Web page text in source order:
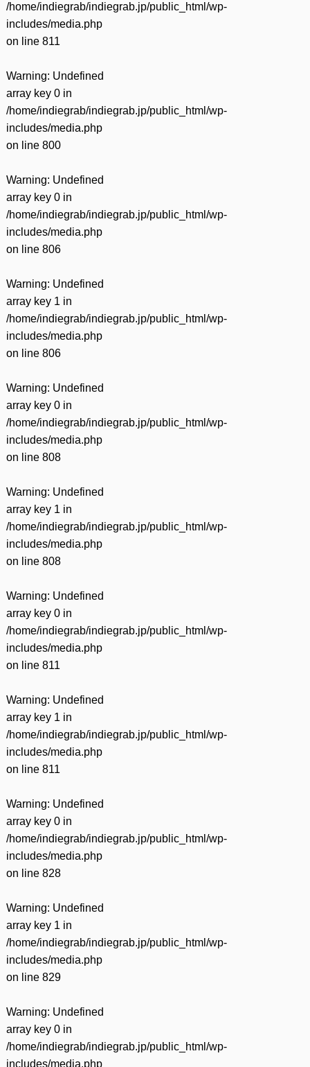
/home/indiegrab/indiegrab.jp/public_html/wp-
includes/media.php
on line 811
Warning: Undefined
array key 0 in
/home/indiegrab/indiegrab.jp/public_html/wp-
includes/media.php
on line 800
Warning: Undefined
array key 0 in
/home/indiegrab/indiegrab.jp/public_html/wp-
includes/media.php
on line 806
Warning: Undefined
array key 1 in
/home/indiegrab/indiegrab.jp/public_html/wp-
includes/media.php
on line 806
Warning: Undefined
array key 0 in
/home/indiegrab/indiegrab.jp/public_html/wp-
includes/media.php
on line 808
Warning: Undefined
array key 1 in
/home/indiegrab/indiegrab.jp/public_html/wp-
includes/media.php
on line 808
Warning: Undefined
array key 0 in
/home/indiegrab/indiegrab.jp/public_html/wp-
includes/media.php
on line 811
Warning: Undefined
array key 1 in
/home/indiegrab/indiegrab.jp/public_html/wp-
includes/media.php
on line 811
Warning: Undefined
array key 0 in
/home/indiegrab/indiegrab.jp/public_html/wp-
includes/media.php
on line 828
Warning: Undefined
array key 1 in
/home/indiegrab/indiegrab.jp/public_html/wp-
includes/media.php
on line 829
Warning: Undefined
array key 0 in
/home/indiegrab/indiegrab.jp/public_html/wp-
includes/media.php